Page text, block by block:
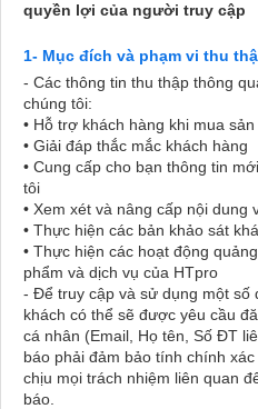
quyền lợi của người truy cập
1- Mục đích và phạm vi thu
- Các thông tin thu thập thông
chúng tôi:
• Hỗ trợ khách hàng khi mua sản
• Giải đáp thắc mắc khách hàng
• Cung cấp cho bạn thông tin
tôi
• Xem xét và nâng cấp nội dung
• Thực hiện các bản khảo sát
• Thực hiện các hoạt động
phẩm và dịch vụ của HTpro
- Để truy cập và sử dụng một số
khách có thể sẽ được yêu cầu
cá nhân (Email, Họ tên, Số ĐT
báo phải đảm bảo tính chính
chịu mọi trách nhiệm liên quan
báo.